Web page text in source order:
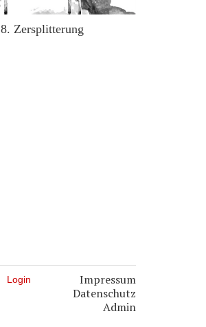
8. Zersplitterung
Login
Impressum
Datenschutz
Admin